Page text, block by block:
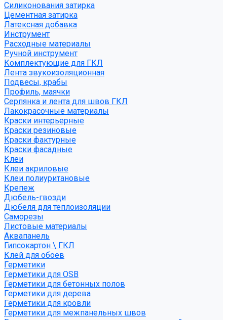
Силиконования затирка
Цементная затирка
Латексная добавка
Инструмент
Расходные материалы
Ручной инструмент
Комплектующие для ГКЛ
Лента звукоизоляционная
Подвесы, крабы
Профиль, маячки
Серпянка и лента для швов ГКЛ
Лакокрасочные материалы
Краски интерьерные
Краски резиновые
Краски фактурные
Краски фасадные
Клеи
Клеи акриловые
Клеи полиуритановые
Крепеж
Дюбель-гвозди
Дюбеля для теплоизоляции
Саморезы
Листовые материалы
Аквапанель
Гипсокартон \ ГКЛ
Клей для обоев
Герметики
Герметики для OSB
Герметики для бетонных полов
Герметики для дерева
Герметики для кровли
Герметики для межпанельных швов